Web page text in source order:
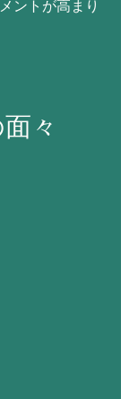
ントが高まり
々